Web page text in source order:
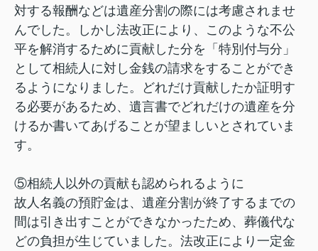
対する報酬などは遺産分割の際には考慮されませ
んでした。しかし法改正により、このような不公
平を解消するために貢献した分を「特別付与分」
として相続人に対し金銭の請求をすることができ
るようになりました。どれだけ貢献したか証明す
る必要があるため、遺言書でどれだけの遺産を分
けるか書いてあげることが望ましいとされていま
す。
⑤相続人以外の貢献も認められるように
故人名義の預貯金は、遺産分割が終了するまでの
間は引き出すことができなかったため、葬儀代な
どの負担が生じていました。法改正により一定金